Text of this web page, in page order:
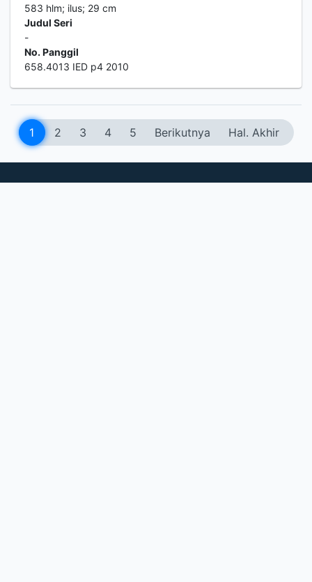
583 hlm; ilus; 29 cm
Judul Seri
-
No. Panggil
658.4013 IED p4 2010
1 2 3 4 5 Berikutnya Hal. Akhir